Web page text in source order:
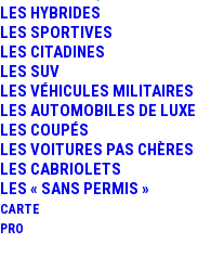
LES HYBRIDES
LES SPORTIVES
LES CITADINES
LES SUV
LES VÉHICULES MILITAIRES
LES AUTOMOBILES DE LUXE
LES COUPÉS
LES VOITURES PAS CHÈRES
LES CABRIOLETS
LES « SANS PERMIS »
CARTE
PRO